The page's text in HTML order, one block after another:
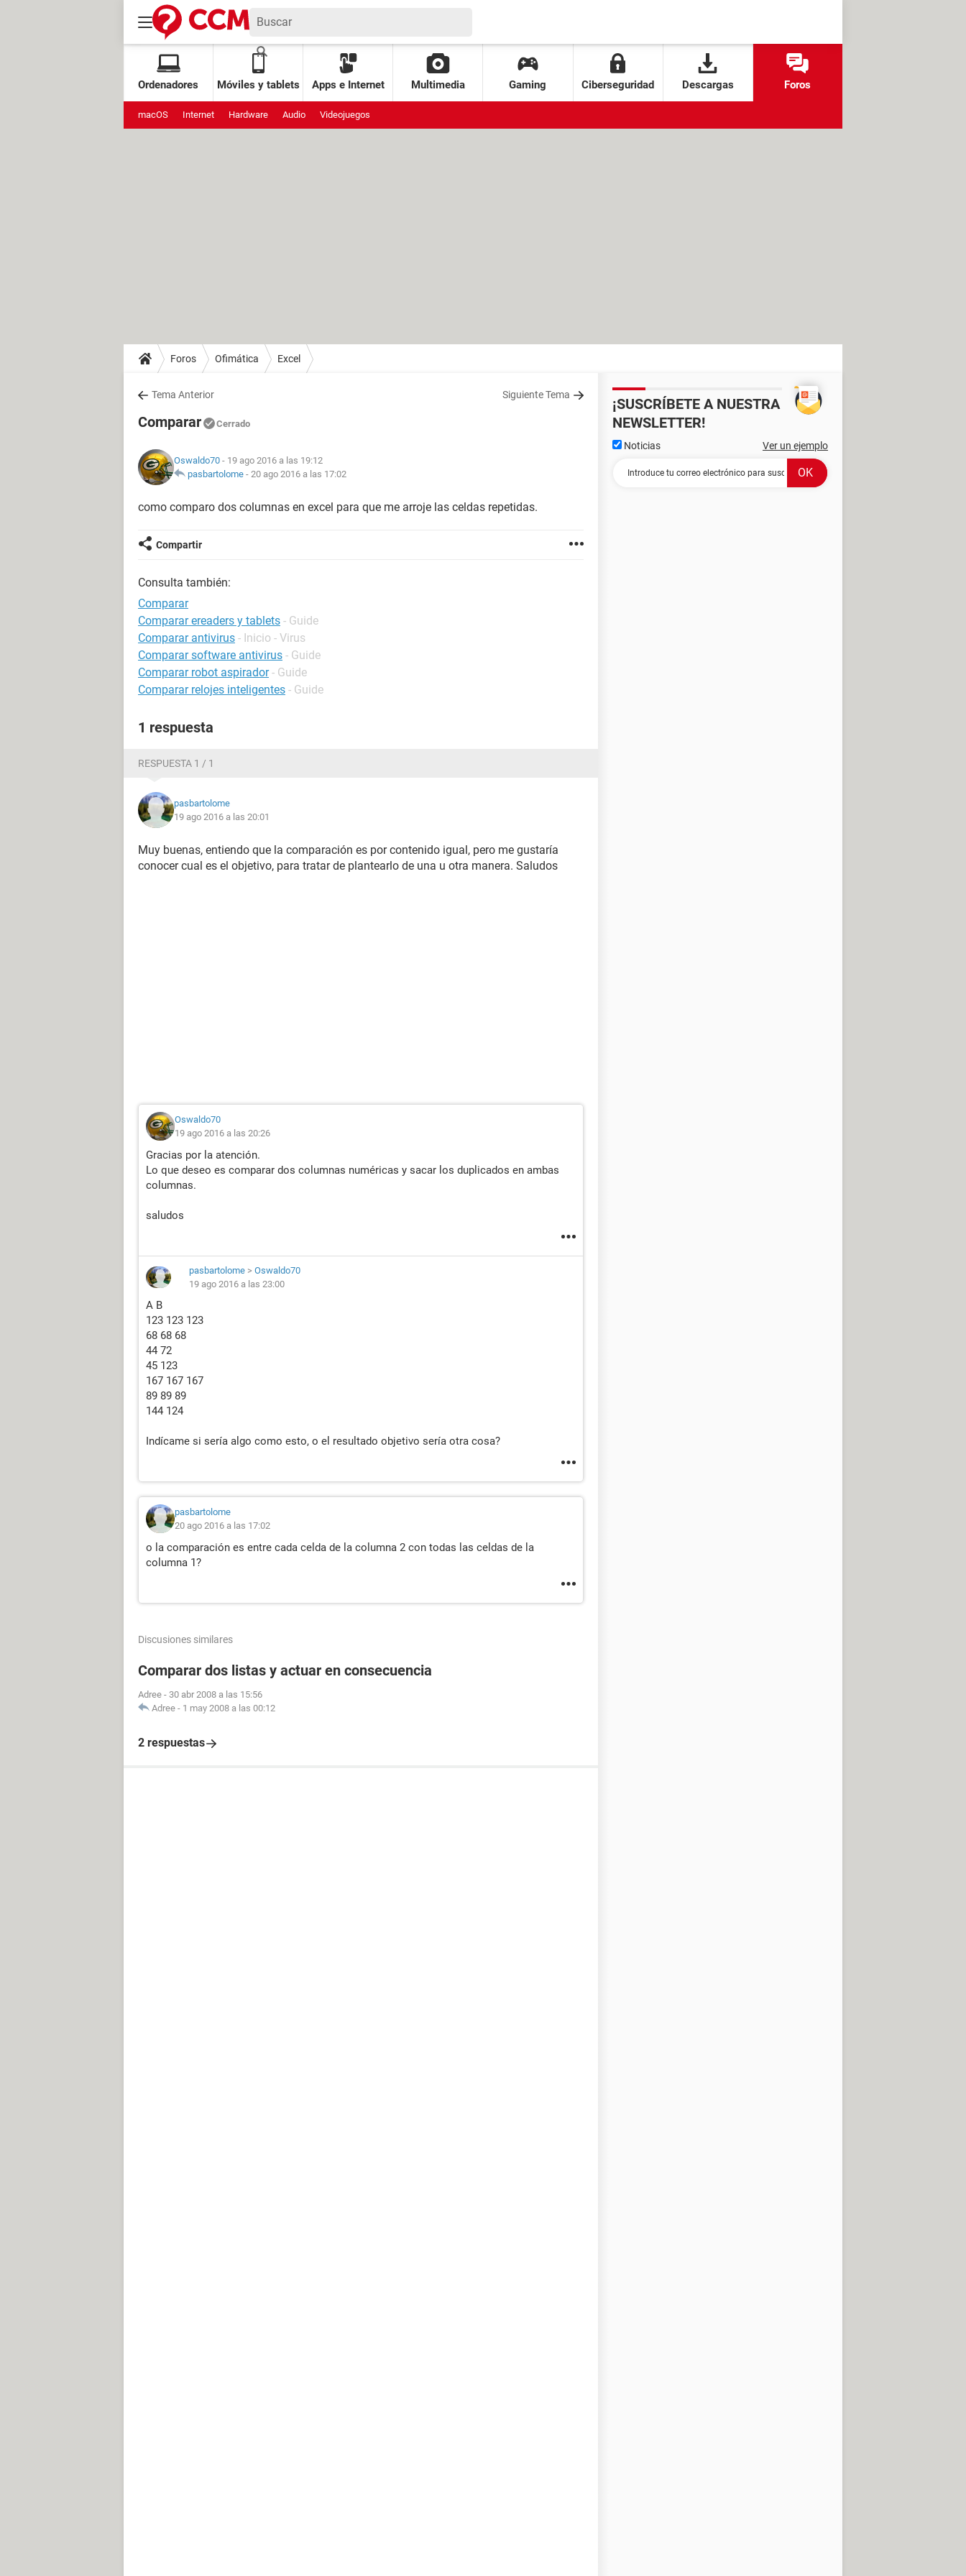
Ordenadores Móviles y tablets Apps e Internet Multimedia Gaming Ciberseguridad Descargas Foros
macOS Internet Hardware Audio Videojuegos
Foros Ofimática Excel
Tema Anterior Siguiente Tema
Comparar Cerrado
Oswaldo70 - 19 ago 2016 a las 19:12
pasbartolome - 20 ago 2016 a las 17:02
como comparo dos columnas en excel para que me arroje las celdas repetidas.
Compartir
Consulta también:
Comparar
Comparar ereaders y tablets - Guide
Comparar antivirus - Inicio - Virus
Comparar software antivirus - Guide
Comparar robot aspirador - Guide
Comparar relojes inteligentes - Guide
1 respuesta
RESPUESTA 1 / 1
pasbartolome
19 ago 2016 a las 20:01
Muy buenas, entiendo que la comparación es por contenido igual, pero me gustaría
conocer cual es el objetivo, para tratar de plantearlo de una u otra manera. Saludos
Oswaldo70
19 ago 2016 a las 20:26
Gracias por la atención.
Lo que deseo es comparar dos columnas numéricas y sacar los duplicados en ambas
columnas.
saludos
pasbartolome > Oswaldo70
19 ago 2016 a las 23:00
A B
123 123 123
68 68 68
44 72
45 123
167 167 167
89 89 89
144 124
Indícame si sería algo como esto, o el resultado objetivo sería otra cosa?
pasbartolome
20 ago 2016 a las 17:02
o la comparación es entre cada celda de la columna 2 con todas las celdas de la
columna 1?
Discusiones similares
Comparar dos listas y actuar en consecuencia
Adree - 30 abr 2008 a las 15:56
Adree - 1 may 2008 a las 00:12
2 respuestas
¡SUSCRÍBETE A NUESTRA
NEWSLETTER!
Noticias Ver un ejemplo